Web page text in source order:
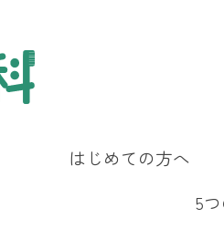
はじめての方へ
5